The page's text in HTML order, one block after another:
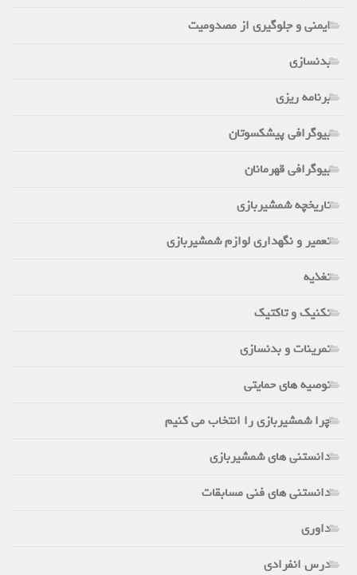
ایمنی و جلوگیری از مصدومیت
بدنسازی
برنامه ریزی
بیوگرافی پیشکسوتان
بیوگرافی قهرمانان
تاریخچه شمشیربازی
تعمیر و نگهداری لوازم شمشیربازی
تغذیه
تکنیک و تاکتیک
تمرینات و بدنسازی
توصیه های حمایتی
چرا شمشیربازی را انتخاب می کنیم
دانستنی های شمشیربازی
دانستنی های فنی مسابقات
داوری
درس انفرادی